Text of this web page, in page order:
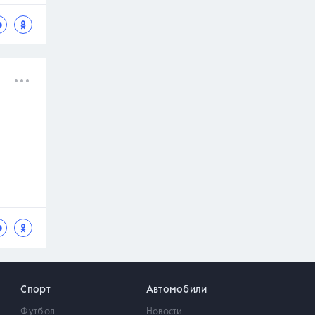
Спорт
Футбол
Автомобили
Новости